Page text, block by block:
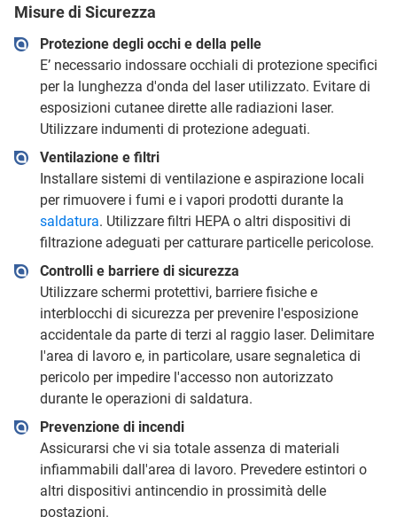
Misure di Sicurezza
Protezione degli occhi e della pelle
E’ necessario indossare occhiali di protezione specifici
per la lunghezza d'onda del laser utilizzato. Evitare di
esposizioni cutanee dirette alle radiazioni laser.
Utilizzare indumenti di protezione adeguati.
Ventilazione e filtri
Installare sistemi di ventilazione e aspirazione locali
per rimuovere i fumi e i vapori prodotti durante la
saldatura. Utilizzare filtri HEPA o altri dispositivi di
filtrazione adeguati per catturare particelle pericolose.
Controlli e barriere di sicurezza
Utilizzare schermi protettivi, barriere fisiche e
interblocchi di sicurezza per prevenire l'esposizione
accidentale da parte di terzi al raggio laser. Delimitare
l'area di lavoro e, in particolare, usare segnaletica di
pericolo per impedire l'accesso non autorizzato
durante le operazioni di saldatura.
Prevenzione di incendi
Assicurarsi che vi sia totale assenza di materiali
infiammabili dall'area di lavoro. Prevedere estintori o
altri dispositivi antincendio in prossimità delle
postazioni.